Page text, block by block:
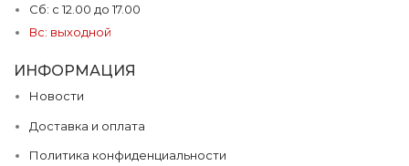
Сб: с 12.00 до 17.00
Вс: выходной
ИНФОРМАЦИЯ
Новости
Доставка и оплата
Политика конфиденциальности